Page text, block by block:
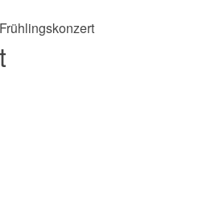
Frühlingskonzert